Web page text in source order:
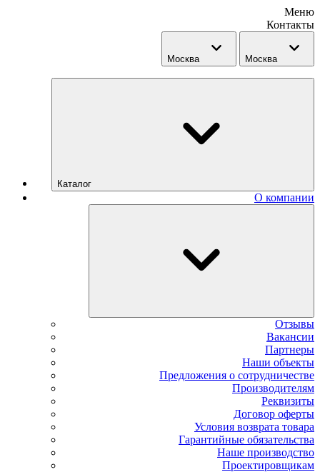
Меню
Контакты
Москва Москва
Каталог
О компании
Отзывы
Вакансии
Партнеры
Наши объекты
Предложения о сотрудничестве
Производителям
Реквизиты
Договор оферты
Условия возврата товара
Гарантийные обязательства
Наше производство
Проектировщикам